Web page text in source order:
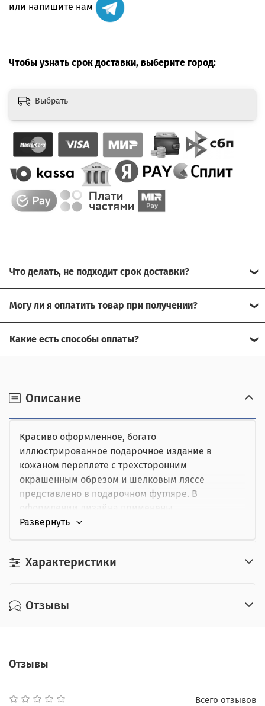
или напишите нам
Чтобы узнать срок доставки, выберите город:
Выбрать
помочь.
наличными при получении,
картой курьеру.
Описание
Красиво оформленное, богато
иллюстрированное подарочное издание в
кожаном переплете с трехсторонним
окрашенным обрезом и шелковым ляссе
представлено в подарочном футляре. В
оформлении дизайна применены
художественные вставки, соответствующие
бумаге.
древности до конца XX века, познакомиться с
кино. Разнообразный иллюстративный материал
любом из упомянутых в тексте шедевров, увидеть
Характеристики
Отзывы
Отзывы
Всего отзывов